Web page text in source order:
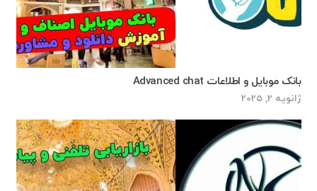
بانک موبایل و اطلاعات Advanced chat
ژانویه 2, 2025